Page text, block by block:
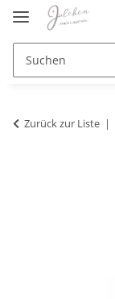
Zurück zur Liste